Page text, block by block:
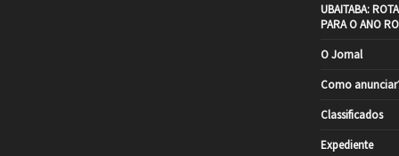
UBAITABA:
PARA O ANO
O Jornal
Como
Classificados
Expediente